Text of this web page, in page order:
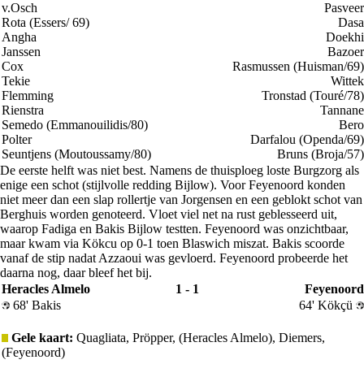
v.Osch
Rota (Essers/ 69)
Angha
Janssen
Cox
Tekie
Flemming
Rienstra
Semedo (Emmanouilidis/80)
Polter
Seuntjens (Moutoussamy/80)
Pasveer
Dasa
Doekhi
Bazoer
Rasmussen (Huisman/69)
Wittek
Tronstad (Touré/78)
Tannane
Bero
Darfalou (Openda/69)
Bruns (Broja/57)
De eerste helft was niet best. Namens de thuisploeg loste Burgzorg als
enige een schot (stijlvolle redding Bijlow). Voor Feyenoord konden
niet meer dan een slap rollertje van Jorgensen en een geblokt schot van
Berghuis worden genoteerd. Vloet viel net na rust geblesseerd uit,
waarop Fadiga en Bakis Bijlow testten. Feyenoord was onzichtbaar,
maar kwam via Kökcu op 0-1 toen Blaswich miszat. Bakis scoorde
vanaf de stip nadat Azzaoui was gevloerd. Feyenoord probeerde het
daarna nog, daar bleef het bij.
Heracles Almelo
1 - 1
Feyenoord
68' Bakis
64' Kökçü
Gele kaart: Quagliata, Pröpper, (Heracles Almelo), Diemers,
(Feyenoord)